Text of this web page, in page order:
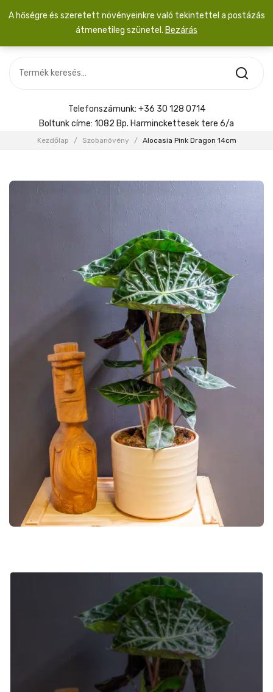
SZOBANÖVÉNY
KIEGÉSZÍTŐK
Menyasszonyi csokor
Telefonszámunk: +36 30 128 0714
Boltunk címe: 1082 Bp. Harminckettesek tere 6/a
Kezdőlap / Szobanövény / Alocasia Pink Dragon 14cm
A hőségre és szeretett növényeinkre való tekintettel a postázás
átmenetileg szünetel. Bezárás